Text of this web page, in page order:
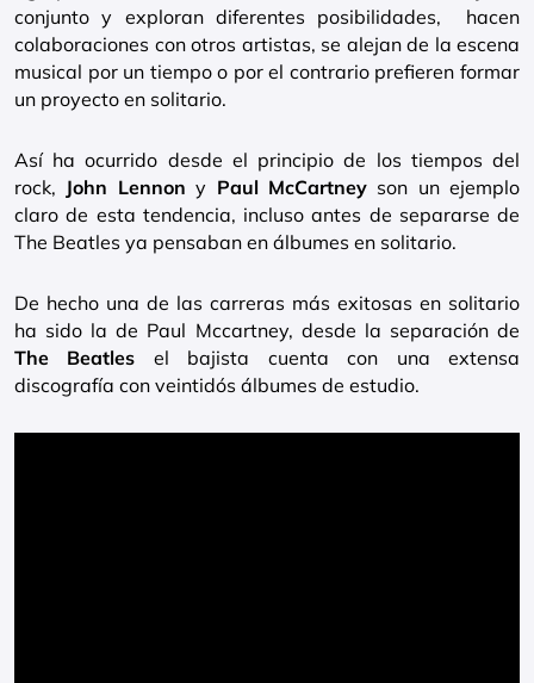
conjunto y exploran diferentes posibilidades, hacen
colaboraciones con otros artistas, se alejan de la escena
musical por un tiempo o por el contrario prefieren formar
un proyecto en solitario.
Así ha ocurrido desde el principio de los tiempos del
rock, John Lennon y Paul McCartneyson un ejemplo
claro de esta tendencia, incluso antes de separarse de
The Beatles ya pensaban en álbumes en solitario.
De hecho una de las carreras más exitosas en solitario
ha sido la de Paul Mccartney, desde la separación de
The Beatles el bajista cuenta con una extensa
discografía con veintidós álbumes de estudio.